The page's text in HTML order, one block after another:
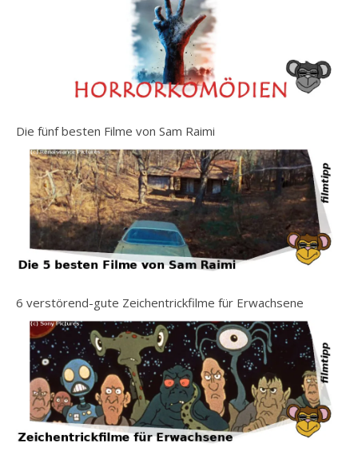
Die fünf besten Filme von Sam Raimi
6 verstörend-gute Zeichentrickfilme für Erwachsene